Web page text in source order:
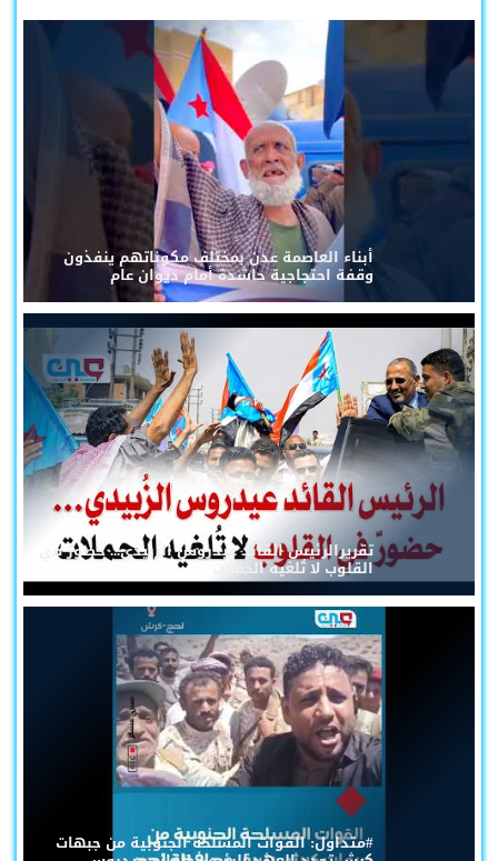
أبناء العاصمة عدن بمختلف مكوناتهم ينفذون
وقفة احتجاجية حاشدة أمام ديوان عام
تقريرالرئيس القائد عيدروس الزُبيدي... حضورٌ في
القلوب لا تُلغيه الحملات
#متداول: القوات المسلحة الجنوبية من جبهات